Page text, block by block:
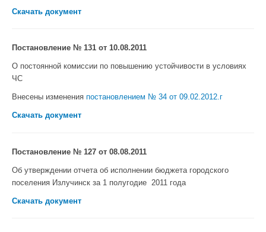
Скачать документ
Постановление № 131 от 10.08.2011
О постоянной комиссии по повышению устойчивости в условиях
ЧС
Внесены изменения постановлением № 34 от 09.02.2012.г
Скачать документ
Постановление № 127 от 08.08.2011
Об утверждении отчета об исполнении бюджета городского
поселения Излучинск за 1 полугодие 2011 года
Скачать документ